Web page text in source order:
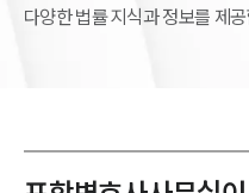
다양한 법률 지식과 정보를 제